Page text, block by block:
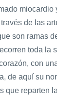
miocardio
de las
son ramas
toda la
con
de aquí su
que reparten